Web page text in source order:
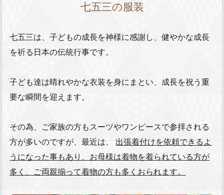
七五三の服装
七五三は、子どもの成長を神様に感謝し、健やかな成長
を祈る日本の伝統行事です。
子ども達は晴れやかな衣装を身にまとい、成長を祝う重
要な瞬間を迎えます。
その為、ご家族の方もスーツやワンピースで参拝される
方が多いのですが、最近は、 出張着付けを依頼できるよ
うになった事もあり、お母様は着物を着られている方が
多く、ご両親揃って着物の方も多くおられます。